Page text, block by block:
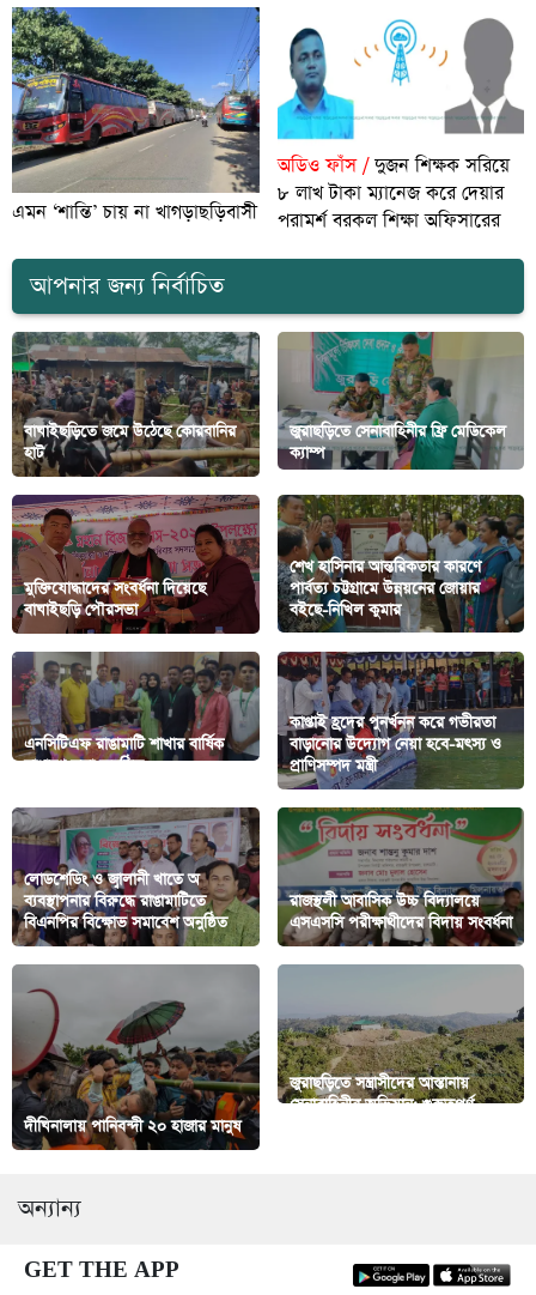
এমন ‘শান্তি’ চায় না খাগড়াছড়িবাসী
অডিও ফাঁস /দুজন শিক্ষক সরিয়ে
৮ লাখ টাকা ম্যানেজ করে দেয়ার
পরামর্শ বরকল শিক্ষা অফিসারের
আপনার জন্য নির্বাচিত
বাঘাইছড়িতে জমে উঠেছে কোরবানির
হাট
জুরাছড়িতে সেনাবাহিনীর ফ্রি মেডিকেল
ক্যাম্প
মুক্তিযোদ্ধাদের সংবর্ধনা দিয়েছে
বাঘাইছড়ি পৌরসভা
শেখ হাসিনার আন্তরিকতার কারণে
পার্বত্য চট্টগ্রামে উন্নয়নের জোয়ার
বইছে-নিখিল কুমার
এনসিটিএফ রাঙামাটি শাখার বার্ষিক
সাধারণ সভা অনুষ্ঠিত
কাপ্তাই হ্রদের পুনর্খনন করে গভীরতা
বাড়ানোর উদ্যোগ নেয়া হবে-মৎস্য ও
প্রাণিসম্পদ মন্ত্রী
লোডশেডিং ও জ্বালানী খাতে অ
ব্যবস্থাপনার বিরুদ্ধে রাঙামাটিতে
বিএনপির বিক্ষোভ সমাবেশ অনুষ্ঠিত
রাজস্থলী আবাসিক উচ্চ বিদ্যালয়ে
এসএসসি পরীক্ষাথীদের বিদায় সংবর্ধনা
দীঘিনালায় পানিবন্দী ২০ হাজার মানুষ
জুরাছড়িতে সন্ত্রাসীদের আস্তানায়
সেনাবাহিনীর অভিযান; গুরুত্বপূর্ণ
অন্যান্য
GET THE APP